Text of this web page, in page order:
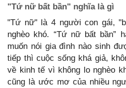
"Tứ nữ bất bần" nghĩa là gì
"Tứ nữ" là 4 người con gái,
nghèo khó. “Tứ nữ bất bần”
muốn nói gia đình nào sinh
tiếp thì cuộc sống khá giả,
về kinh tế vì không lo nghèo
cũng là ước mơ của nhiều